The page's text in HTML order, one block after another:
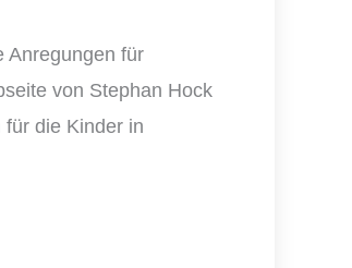
Anregungen für
von Stephan Hock
die Kinder in